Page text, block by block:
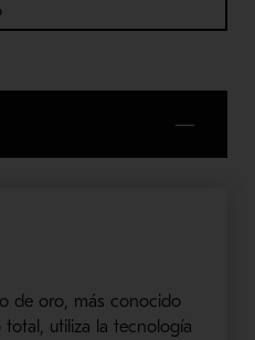
de oro, más conocido
utiliza la tecnología